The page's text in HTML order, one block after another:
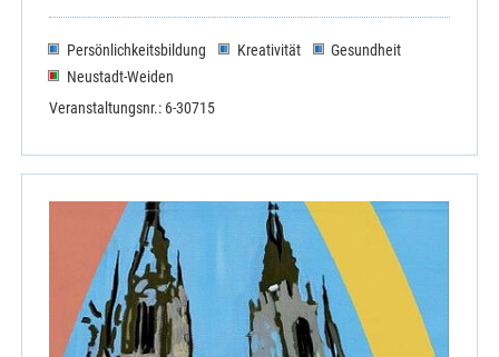
Persönlichkeitsbildung Kreativität
Gesundheit
Neustadt-Weiden
Veranstaltungsnr.: 6-30715